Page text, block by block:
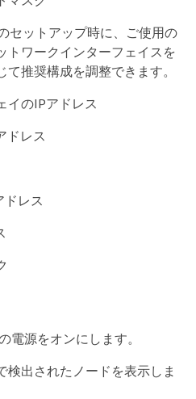
セットアップ時に、ご使用の
トワークインターフェイスを
推奨構成を調整できます。
イのIPアドレス
ドレス
ドレス
電源をオンにします。
検出されたノードを表示しま